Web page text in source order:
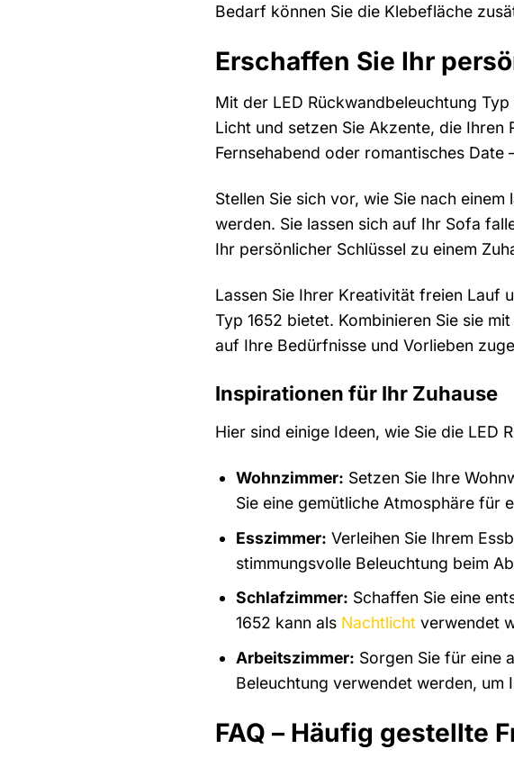
Bedarf können Sie die Klebefläche
Erschaffen Sie Ihr
Mit der LED Rückwandbeleuchtung
Licht und setzen Sie Akzente, die Ihren
Fernsehabend oder romantisches Date
Stellen Sie sich vor, wie Sie nach
werden. Sie lassen sich auf Ihr Sofa
Ihr persönlicher Schlüssel zu einem
Lassen Sie Ihrer Kreativität freien Lauf
Typ 1652 bietet. Kombinieren Sie sie
auf Ihre Bedürfnisse und Vorlieben
Inspirationen für Ihr Zuhause
Hier sind einige Ideen, wie Sie die LED
Wohnzimmer: Setzen Sie Ihre
Sie eine gemütliche Atmosphäre für
Esszimmer: Verleihen Sie Ihrem
stimmungsvolle Beleuchtung beim
Schlafzimmer: Schaffen Sie eine
1652 kann als Nachtlichtverwendet
Arbeitszimmer: Sorgen Sie für eine
Beleuchtung verwendet werden, um
FAQ – Häufig gestellte